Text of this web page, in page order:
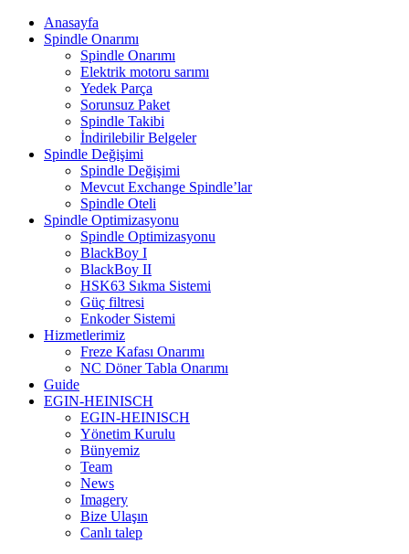
Anasayfa
Spindle Onarımı
Spindle Onarımı
Elektrik motoru sarımı
Yedek Parça
Sorunsuz Paket
Spindle Takibi
İndirilebilir Belgeler
Spindle Değişimi
Spindle Değişimi
Mevcut Exchange Spindle’lar
Spindle Oteli
Spindle Optimizasyonu
Spindle Optimizasyonu
BlackBoy I
BlackBoy II
HSK63 Sıkma Sistemi
Güç filtresi
Enkoder Sistemi
Hizmetlerimiz
Freze Kafası Onarımı
NC Döner Tabla Onarımı
Guide
EGIN-HEINISCH
EGIN-HEINISCH
Yönetim Kurulu
Bünyemiz
Team
News
Imagery
Bize Ulaşın
Canlı talep